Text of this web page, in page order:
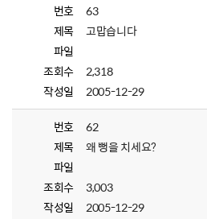
번호
63
제목
고맙습니다
파일
조회수
2,318
작성일
2005-12-29
번호
62
제목
왜 뻥을 치세요?
파일
조회수
3,003
작성일
2005-12-29